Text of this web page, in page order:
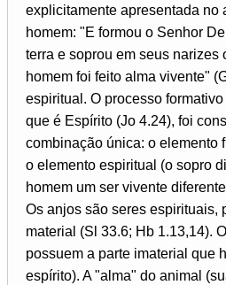
explicitamente apresentada no
homem: "E formou o Senhor
terra e soprou em seus narizes
homem foi feito alma vivente"
espiritual. O processo
que é Espírito (Jo 4.24), foi
combinação única: o elemento
o elemento espiritual (o sopro
homem um ser vivente
Os anjos são seres espirituais,
material (Sl 33.6; Hb 1.13,14).
possuem a parte imaterial que
espírito). A "alma" do animal